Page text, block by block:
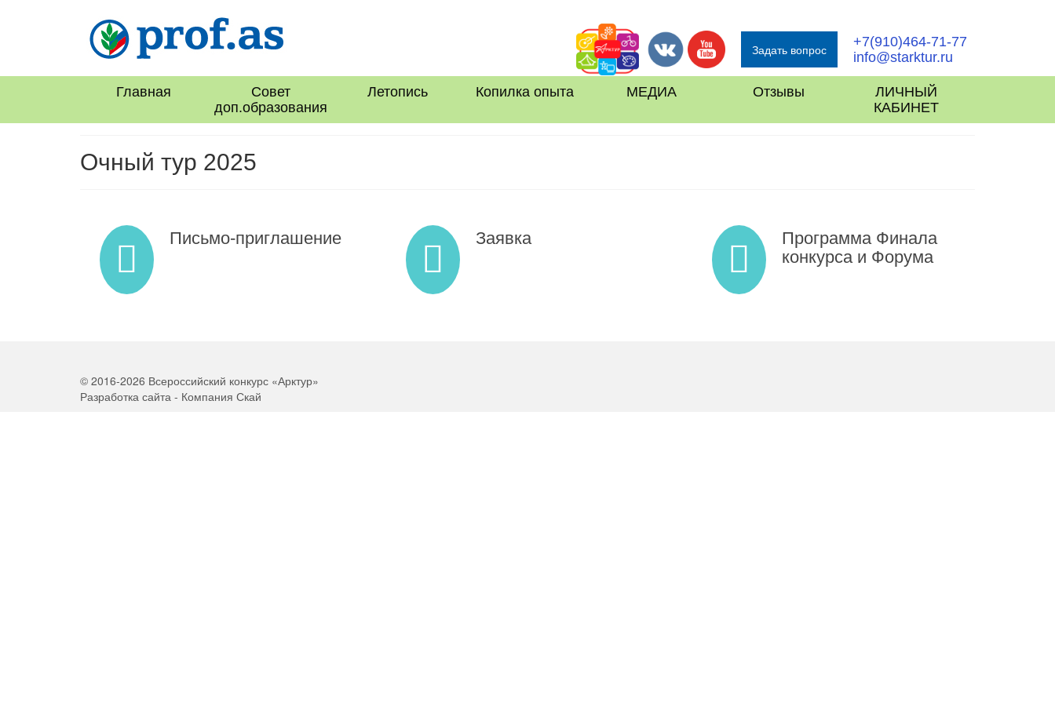
Задать вопрос
+7(910)464-71-77
info@starktur.ru
Главная
Совет
доп.образования
Летопись Копилка опыта МЕДИА Отзывы
ЛИЧНЫЙ
КАБИНЕТ
Очный тур 2025
Письмо-приглашение Заявка
Программа Финала
конкурса и Форума
© 2016-2026 Всероссийский конкурс «Арктур»
Разработка сайта - Компания Скай